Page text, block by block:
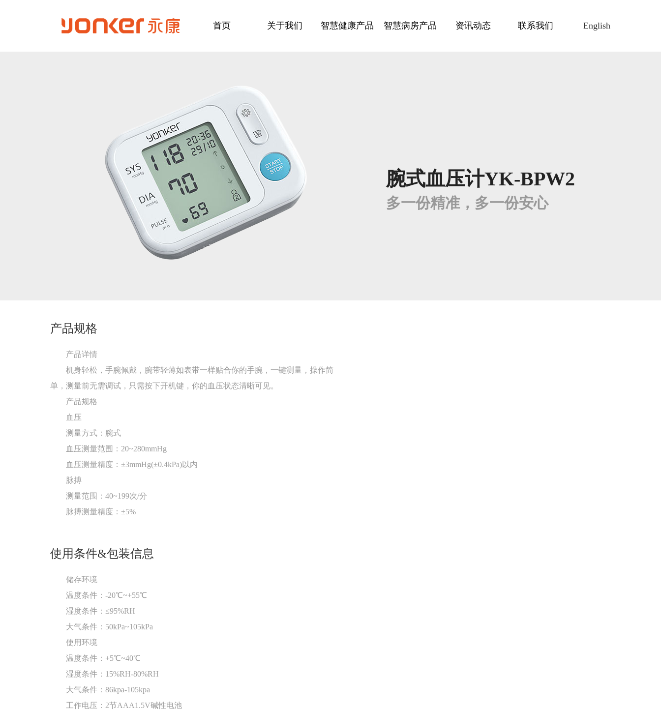
English
首页 关于我们 智慧健康产品 智慧病房产品 资讯动态 联系我们
腕式血压计YK-BPW2
多一份精准，多一份安心
产品规格
产品详情
机身轻松，手腕佩戴，腕带轻薄如表带一样贴合你的手腕，一键测量，操作简
单，测量前无需调试，只需按下开机键，你的血压状态清晰可见。
产品规格
血压
测量方式：腕式
血压测量范围：20~280mmHg
血压测量精度：±3mmHg(±0.4kPa)以内
脉搏
测量范围：40~199次/分
脉搏测量精度：±5%
使用条件&包装信息
储存环境
温度条件：-20℃~+55℃
湿度条件：≤95%RH
大气条件：50kPa~105kPa
使用环境
温度条件：+5℃~40℃
湿度条件：15%RH-80%RH
大气条件：86kpa-105kpa
工作电压：2节AAA1.5V碱性电池